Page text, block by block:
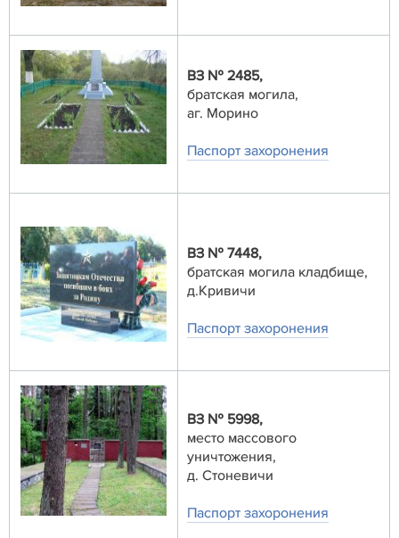
ВЗ № 2485,
братская могила,
аг. Морино
Паспорт захоронения
ВЗ № 7448,
братская могила кладбище,
д.Кривичи
Паспорт захоронения
ВЗ № 5998,
место массового
уничтожения,
д. Стоневичи
Паспорт захоронения